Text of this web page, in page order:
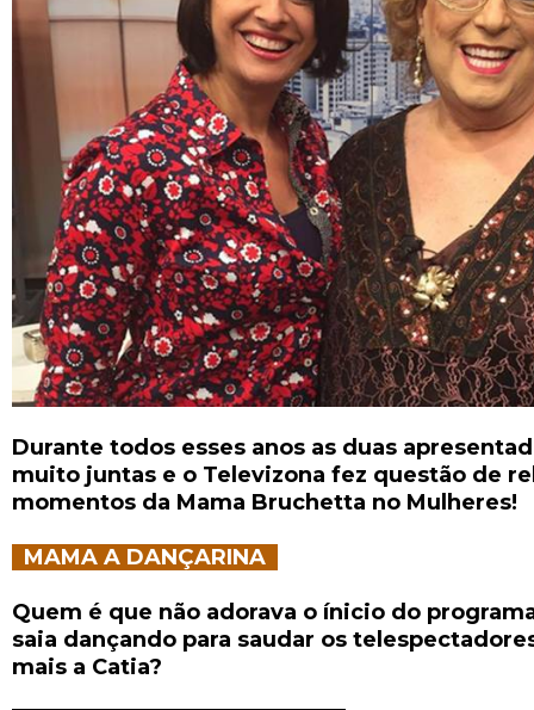
Durante todos esses anos as duas
muito juntas e o Televizona fez questão de
momentos da Mama Bruchetta no Mulheres!
MAMA A DANÇARINA
Quem é que não adorava o ínicio do
saia dançando para saudar os
mais a Catia?